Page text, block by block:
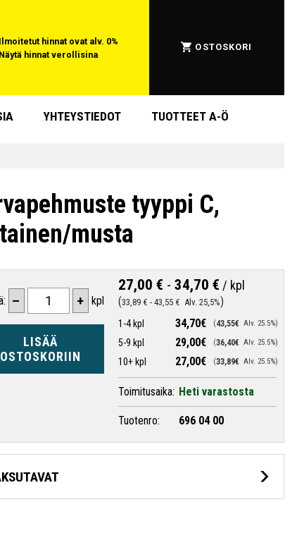
Ilmoitetut hinnat ovat alv. 0%
Näytä hinnat verollisina
OSTOSKORI
YHTEYSTIEDOT TUOTTEET A-Ö
tyyppi C,
musta
– + kpl
LISÄÄ
OSTOSKORIIN
27,00 € - 34,70 € / kpl
33,89 € - 43,55 € Alv. 25,5%
1-4 kpl 34,70€
5-9 kpl 29,00€
10+ kpl 27,00€
43,55€ Alv. 25.5%
36,40€ Alv. 25.5%
33,89€ Alv. 25.5%
Toimitusaika: Heti varastosta
Tuotenro: 696 04 00